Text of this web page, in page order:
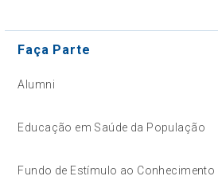
Faça Parte
Alumni
Educação em Saúde da População
Fundo de Estímulo ao Conhecimento